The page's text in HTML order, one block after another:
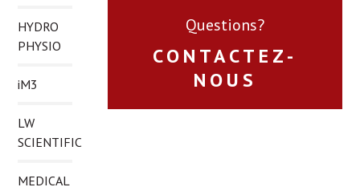
HYDRO
PHYSIO
iM3
LW
SCIENTIFIC
MEDICAL
Questions?
CONTACTEZ-
NOUS